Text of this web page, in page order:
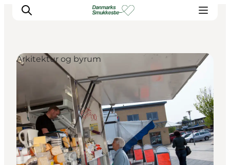
Oplev naturen
Opdag byerne
Det sker
Getaway
Overnatning
Planlæg
Arkitektur og byrum